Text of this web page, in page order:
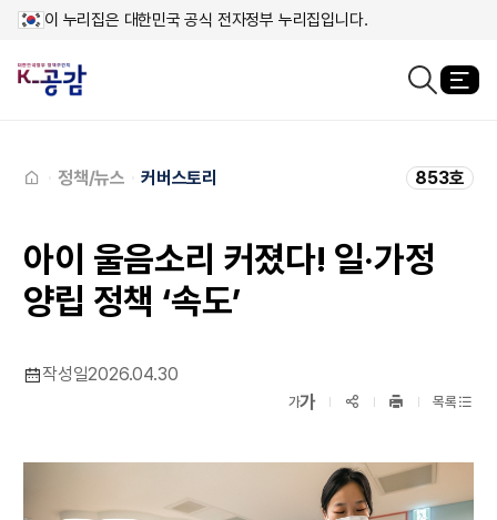
이 누리집은 대한민국 공식 전자정부 누리집입니다.
정책/뉴스 커버스토리 853호
아이 울음소리 커졌다! 일·가정
양립 정책 ‘속도’
작성일2026.04.30
가축소보기
가확대보기SNS공유
프린트
목록